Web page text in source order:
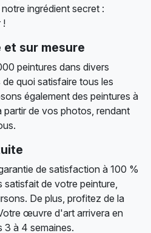
ingrédient secret :
!
sur mesure
peintures dans divers
quoi satisfaire tous les
également des peintures à
partir de vos photos, rendant
de satisfaction à 100 %
satisfait de votre peinture,
De plus, profitez de la
œuvre d'art arrivera en
3 à 4 semaines.